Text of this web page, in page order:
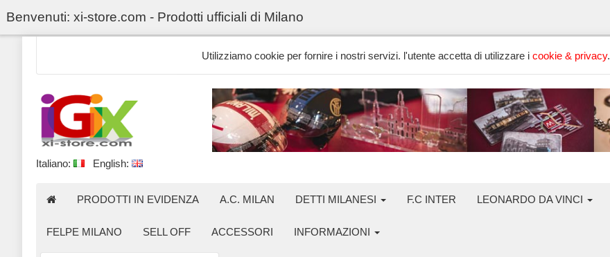
Benvenuti: xi-store.com - Prodotti ufficiali di Milano
Utilizziamo cookie per fornire i nostri servizi. l'utente accetta di utilizzare i cookie & privacy.
Italiano: English:
PRODOTTI IN EVIDENZA A.C. MILAN DETTI MILANESI F.C INTER LEONARDO DA VINCI
FELPE MILANO SELL OFF ACCESSORI INFORMAZIONI